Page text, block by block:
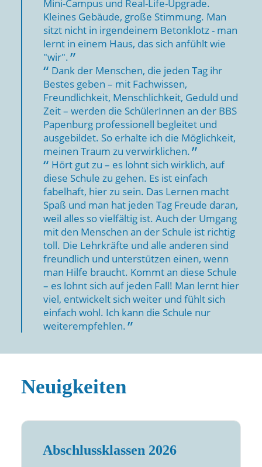
Mini-Campus und Real-Life-Upgrade.
Kleines Gebäude, große Stimmung. Man
sitzt nicht in irgendeinem Betonklotz - man
lernt in einem Haus, das sich anfühlt wie
"wir".
Dank der Menschen, die jeden Tag ihr
Bestes geben – mit Fachwissen,
Freundlichkeit, Menschlichkeit, Geduld und
Zeit – werden die SchülerInnen an der BBS
Papenburg professionell begleitet und
ausgebildet. So erhalte ich die Möglichkeit,
meinen Traum zu verwirklichen.
Hört gut zu – es lohnt sich wirklich, auf
diese Schule zu gehen. Es ist einfach
fabelhaft, hier zu sein. Das Lernen macht
Spaß und man hat jeden Tag Freude daran,
weil alles so vielfältig ist. Auch der Umgang
mit den Menschen an der Schule ist richtig
toll. Die Lehrkräfte und alle anderen sind
freundlich und unterstützen einen, wenn
man Hilfe braucht. Kommt an diese Schule
– es lohnt sich auf jeden Fall! Man lernt hier
viel, entwickelt sich weiter und fühlt sich
einfach wohl. Ich kann die Schule nur
weiterempfehlen.
Neuigkeiten
Abschlussklassen 2026